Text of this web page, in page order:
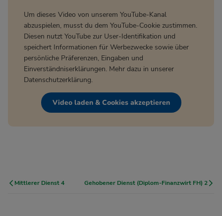
Um dieses Video von unserem YouTube-Kanal
abzuspielen, musst du dem YouTube-Cookie zustimmen.
Diesen nutzt YouTube zur User-Identifikation und
speichert Informationen für Werbezwecke sowie über
persönliche Präferenzen, Eingaben und
Einverständniserklärungen. Mehr dazu in unserer
Datenschutzerklärung.
Video laden & Cookies akzeptieren
Mittlerer Dienst 4 Gehobener Dienst (Diplom-Finanzwirt FH) 2